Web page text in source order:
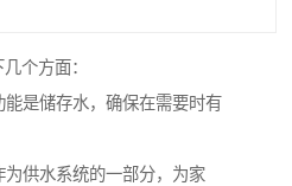
个方面：
是储存水，确保在需要时有
供水系统的一部分，为家